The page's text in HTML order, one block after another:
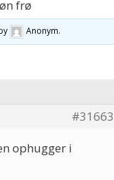
frø
Anonym.
#31663
ophugger i